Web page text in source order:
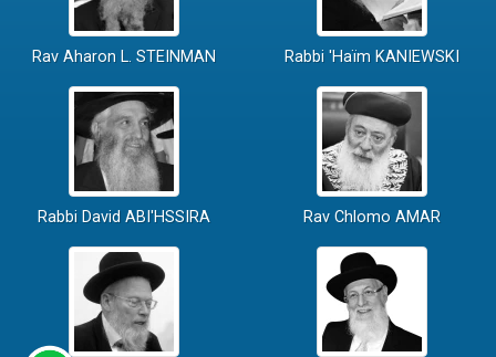
Rav Aharon L. STEINMAN Rabbi 'Haïm KANIEWSKI
Rabbi David ABI'HSSIRA Rav Chlomo AMAR